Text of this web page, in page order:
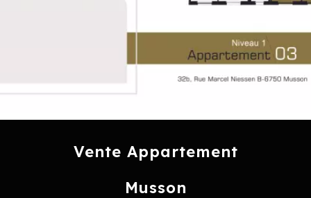
Vente Appartement
Musson